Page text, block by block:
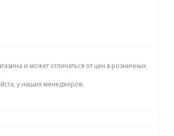
и может отличаться от цен в розничных
у наших менеджеров.